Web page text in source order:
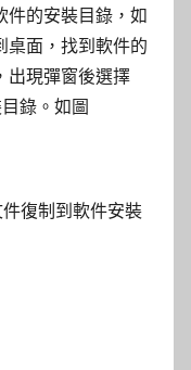
件的安裝目錄，如
桌面，找到軟件的
出現彈窗後選擇
錄。如圖
復制到軟件安裝